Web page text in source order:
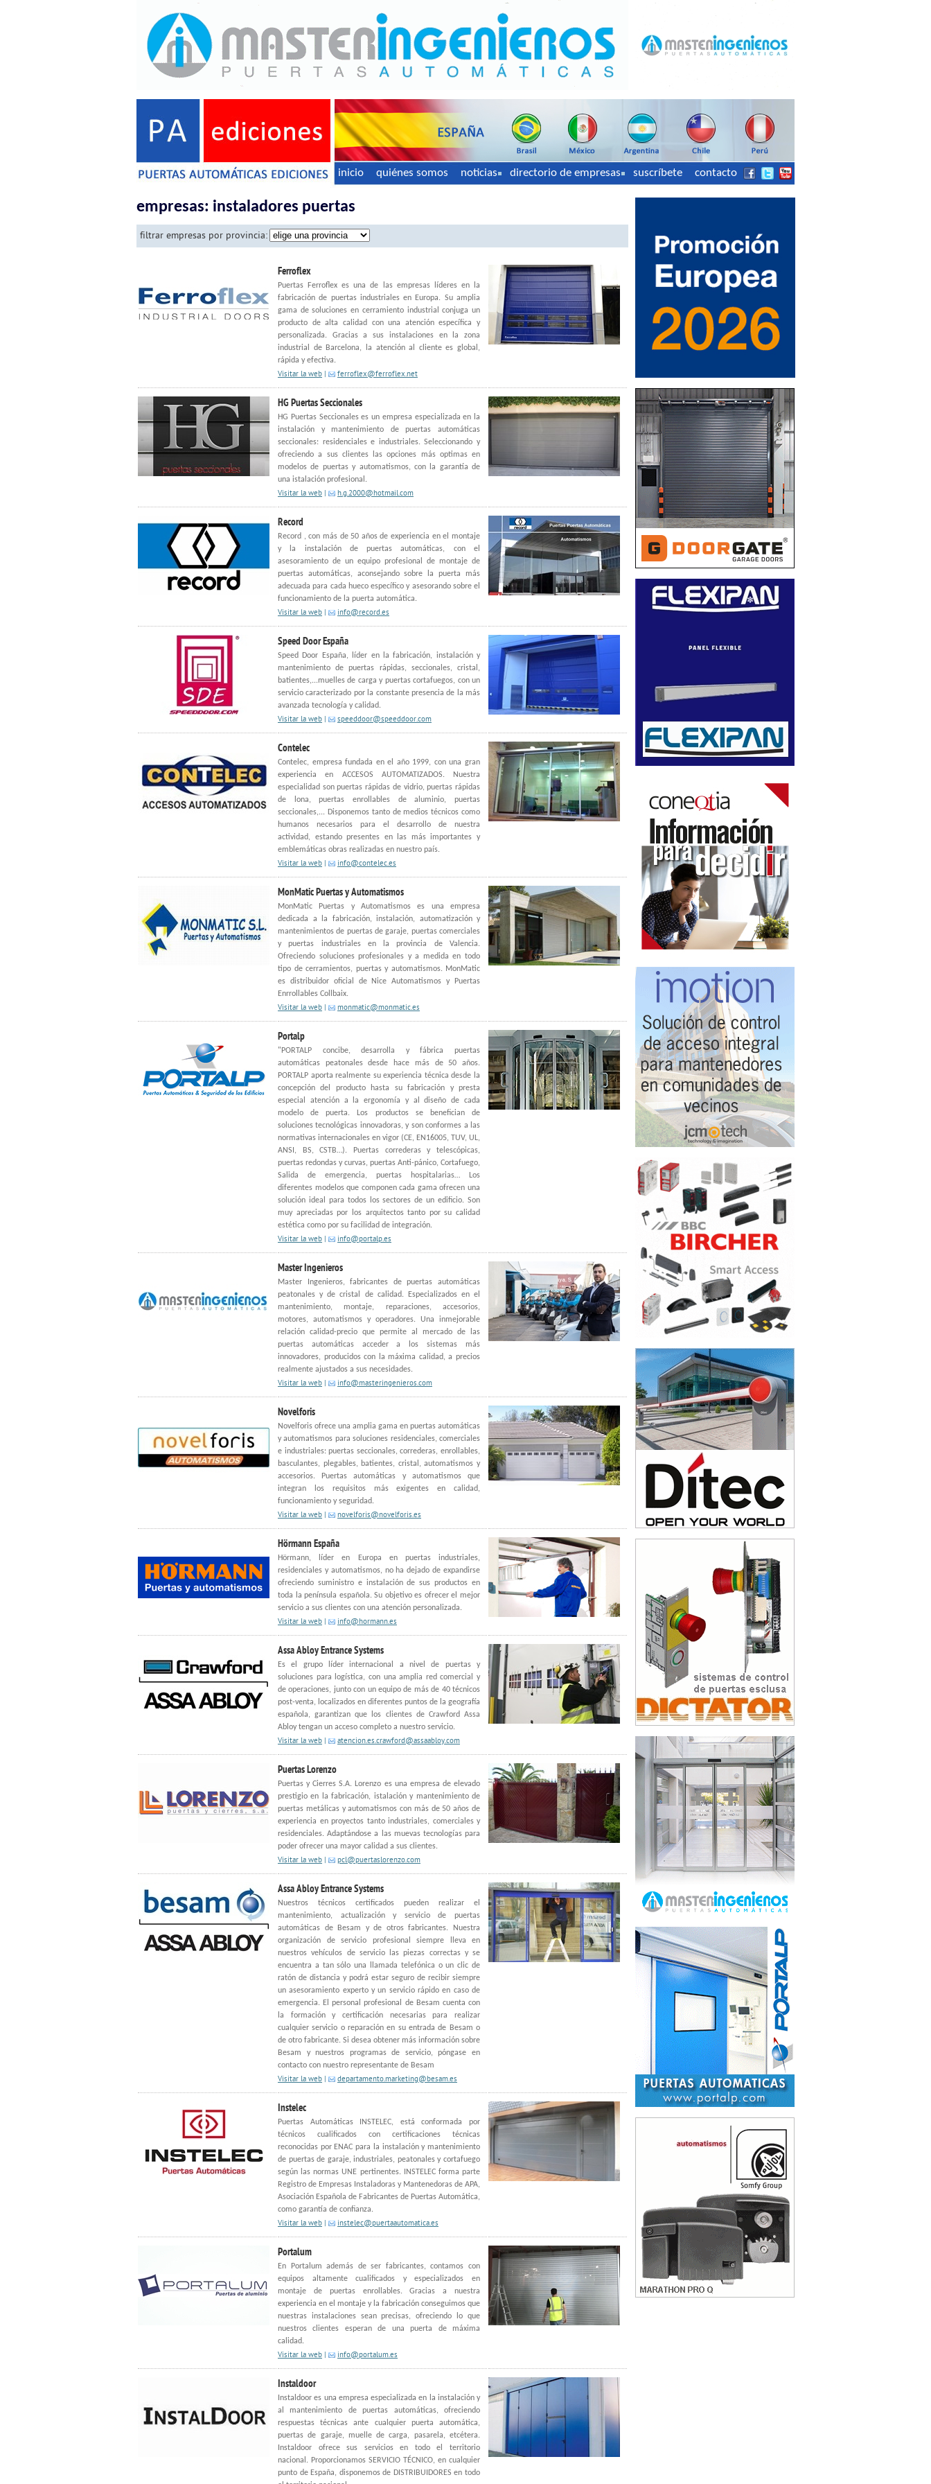
inicio quiénes somos noticias directorio de empresas suscríbete contacto
empresas: instaladores puertas
filtrar empresas por provincia:
Ferroflex
Puertas Ferroflex es una de las empresas líderes en la
fabricación de puertas industriales en Europa. Su amplia
gama de soluciones en cerramiento industrial conjuga un
producto de alta calidad con una atención específica y
personalizada. Gracias a sus instalaciones en la zona
industrial de Barcelona, la atención al cliente es global,
rápida y efectiva.
Visitar la web | ferroflex@ferroflex.net
HG Puertas Seccionales
HG Puertas Seccionales es un empresa especializada en la
instalación y mantenimiento de puertas automáticas
seccionales: residenciales e industriales. Seleccionando y
ofreciendo a sus clientes las opciones más optimas en
modelos de puertas y automatismos, con la garantía de
una istalación profesional.
Visitar la web | h.g.2000@hotmail.com
Record
Record , con más de 50 años de experiencia en el montaje
y la instalación de puertas automáticas, con el
asesoramiento de un equipo profesional de montaje de
puertas automáticas, aconsejando sobre la puerta más
adecuada para cada hueco específico y asesorando sobre el
funcionamiento de la puerta automática.
Visitar la web | info@record.es
Speed Door España
Speed Door España, líder en la fabricación, instalación y
mantenimiento de puertas rápidas, seccionales, cristal,
batientes,...muelles de carga y puertas cortafuegos, con un
servicio caracterizado por la constante presencia de la más
avanzada tecnología y calidad.
Visitar la web | speeddoor@speeddoor.com
Contelec
Contelec, empresa fundada en el año 1999, con una gran
experiencia en ACCESOS AUTOMATIZADOS. Nuestra
especialidad son puertas rápidas de vidrio, puertas rápidas
de lona, puertas enrollables de aluminio, puertas
seccionales,... Disponemos tanto de medios técnicos como
humanos necesarios para el desarrollo de nuestra
actividad, estando presentes en las más importantes y
emblemáticas obras realizadas en nuestro país.
Visitar la web | info@contelec.es
MonMatic Puertas y Automatismos
MonMatic Puertas y Automatismos es una empresa
dedicada a la fabricación, instalación, automatización y
mantenimientos de puertas de garaje, puertas comerciales
y puertas industriales en la provincia de Valencia.
Ofreciendo soluciones profesionales y a medida en todo
tipo de cerramientos, puertas y automatismos. MonMatic
es distribuidor oficial de Nice Automatismos y Puertas
Enrrollables Collbaix.
Visitar la web | monmatic@monmatic.es
Portalp
"PORTALP concibe, desarrolla y fábrica puertas
automáticas peatonales desde hace más de 50 años.
PORTALP aporta realmente su experiencia técnica desde la
concepción del producto hasta su fabricación y presta
especial atención a la ergonomía y al diseño de cada
modelo de puerta. Los productos se benefician de
soluciones tecnológicas innovadoras, y son conformes a las
normativas internacionales en vigor (CE, EN16005, TUV, UL,
ANSI, BS, CSTB…). Puertas correderas y telescópicas,
puertas redondas y curvas, puertas Anti-pánico, Cortafuego,
Salida de emergencia, puertas hospitalarias… Los
diferentes modelos que componen cada gama ofrecen una
solución ideal para todos los sectores de un edificio. Son
muy apreciadas por los arquitectos tanto por su calidad
estética como por su facilidad de integración.
Visitar la web | info@portalp.es
Master Ingenieros
Master Ingenieros, fabricantes de puertas automáticas
peatonales y de cristal de calidad. Especializados en el
mantenimiento, montaje, reparaciones, accesorios,
motores, automatismos y operadores. Una inmejorable
relación calidad-precio que permite al mercado de las
puertas automáticas acceder a los sistemas más
innovadores, producidos con la máxima calidad, a precios
realmente ajustados a sus necesidades.
Visitar la web | info@masteringenieros.com
Novelforis
Novelforis ofrece una amplia gama en puertas automáticas
y automatismos para soluciones residenciales, comerciales
e industriales: puertas seccionales, correderas, enrollables,
basculantes, plegables, batientes, cristal, automatismos y
accesorios. Puertas automáticas y automatismos que
integran los requisitos más exigentes en calidad,
funcionamiento y seguridad.
Visitar la web | novelforis@novelforis.es
Hörmann España
Hörmann, líder en Europa en puertas industriales,
residenciales y automatismos, no ha dejado de expandirse
ofreciendo suministro e instalación de sus productos en
toda la península española. Su objetivo es ofrecer el mejor
servicio a sus clientes con una atención personalizada.
Visitar la web | info@hormann.es
Assa Abloy Entrance Systems
Es el grupo líder internacional a nivel de puertas y
soluciones para logística, con una amplia red comercial y
de operaciones, junto con un equipo de más de 40 técnicos
post-venta, localizados en diferentes puntos de la geografía
española, garantizan que los clientes de Crawford Assa
Abloy tengan un acceso completo a nuestro servicio.
Visitar la web | atencion.es.crawford@assaabloy.com
Puertas Lorenzo
Puertas y Cierres S.A. Lorenzo es una empresa de elevado
prestigio en la fabricación, istalación y mantenimiento de
puertas metálicas y automatismos con más de 50 años de
experiencia en proyectos tanto industriales, comerciales y
residenciales. Adaptándose a las muevas tecnologías para
poder ofrecer una mayor calidad a sus clientes.
Visitar la web | pcl@puertaslorenzo.com
Assa Abloy Entrance Systems
Nuestros técnicos certificados pueden realizar el
mantenimiento, actualización y servicio de puertas
automáticas de Besam y de otros fabricantes. Nuestra
organización de servicio profesional siempre lleva en
nuestros vehículos de servicio las piezas correctas y se
encuentra a tan sólo una llamada telefónica o un clic de
ratón de distancia y podrá estar seguro de recibir siempre
un asesoramiento experto y un servicio rápido en caso de
emergencia. El personal profesional de Besam cuenta con
la formación y certificación necesarias para realizar
cualquier servicio o reparación en su entrada de Besam o
de otro fabricante. Si desea obtener más información sobre
Besam y nuestros programas de servicio, póngase en
contacto con nuestro representante de Besam
Visitar la web | departamento.marketing@besam.es
Instelec
Puertas Automáticas INSTELEC, está conformada por
técnicos cualificados con certificaciones técnicas
reconocidas por ENAC para la instalación y mantenimiento
de puertas de garaje, industriales, peatonales y cortafuego
según las normas UNE pertinentes. INSTELEC forma parte
Registro de Empresas Instaladoras y Mantenedoras de APA,
Asociación Española de Fabricantes de Puertas Automática,
como garantía de confianza.
Visitar la web | instelec@puertaautomatica.es
Portalum
En Portalum además de ser fabricantes, contamos con
equipos altamente cualificados y especializados en
montaje de puertas enrollables. Gracias a nuestra
experiencia en el montaje y la fabricación conseguimos que
nuestras instalaciones sean precisas, ofreciendo lo que
nuestros clientes esperan de una puerta de máxima
calidad.
Visitar la web | info@portalum.es
Instaldoor
Instaldoor es una empresa especializada en la instalación y
al mantenimiento de puertas automáticas, ofreciendo
respuestas técnicas ante cualquier puerta automática,
puertas de garaje, muelle de carga, pasarela, etcétera.
Instaldoor ofrece sus servicios en todo el territorio
nacional. Proporcionamos SERVICIO TÉCNICO, en cualquier
punto de España, disponemos de DISTRIBUIDORES en todo